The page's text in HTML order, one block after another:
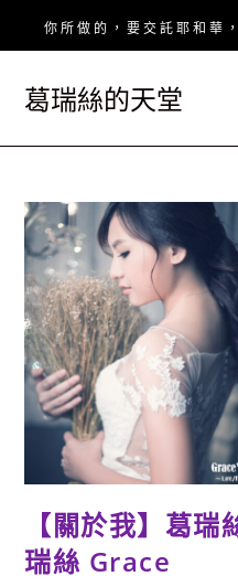
你 所 做 的 ， 要 交 託 耶 和 華
葛瑞絲的天堂
【關於我】葛
瑞絲 Grace